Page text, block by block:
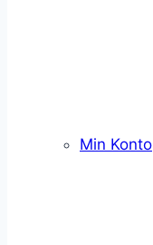
Min Konto